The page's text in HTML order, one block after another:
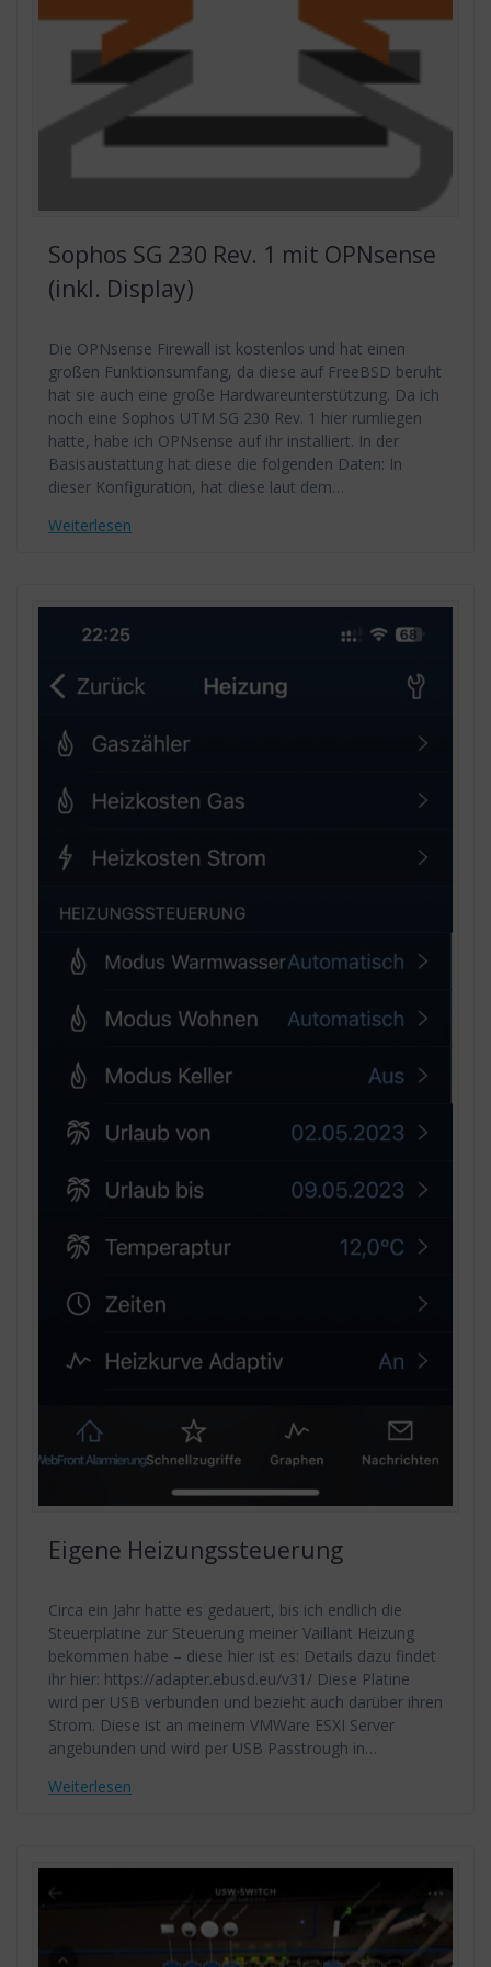
Sophos SG 230 Rev. 1 mit OPNsense
(inkl. Display)
Die OPNsense Firewall ist kostenlos und hat einen
großen Funktionsumfang, da diese auf FreeBSD beruht
hat sie auch eine große Hardwareunterstützung. Da ich
noch eine Sophos UTM SG 230 Rev. 1 hier rumliegen
hatte, habe ich OPNsense auf ihr installiert. In der
Basisaustattung hat diese die folgenden Daten: In
dieser Konfiguration, hat diese laut dem…
Weiterlesen
Eigene Heizungssteuerung
Circa ein Jahr hatte es gedauert, bis ich endlich die
Steuerplatine zur Steuerung meiner Vaillant Heizung
bekommen habe – diese hier ist es: Details dazu findet
ihr hier: https://adapter.ebusd.eu/v31/ Diese Platine
wird per USB verbunden und bezieht auch darüber ihren
Strom. Diese ist an meinem VMWare ESXI Server
angebunden und wird per USB Passtrough in…
Weiterlesen